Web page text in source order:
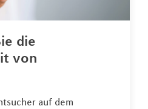
die
von
auf dem